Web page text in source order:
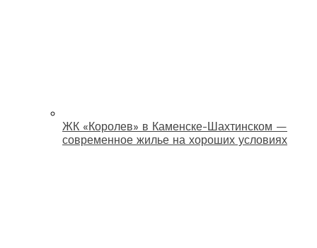
ЖК «Королев» в Каменске-Шахтинском —
современное жилье на хороших условиях